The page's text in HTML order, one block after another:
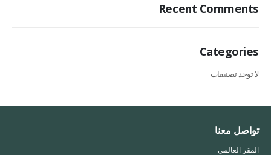
Recent Comments
Categories
لا توجد تصنيفات
تواصل معنا
المقر العالمي